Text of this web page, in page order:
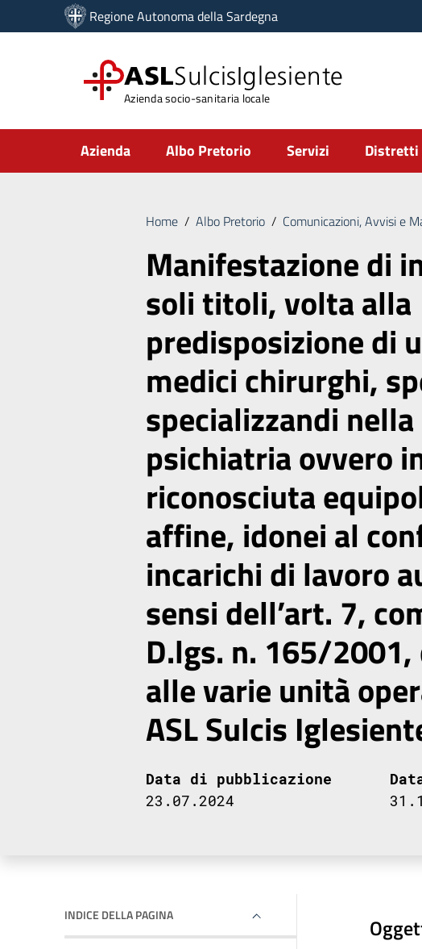
Vai ai contenuti
Vai al menu di navigazione
Regione Autonoma della Sardegna
ASLSulcisIglesiente
Azienda socio-sanitaria locale
Submenu
Azienda Albo Pretorio Servizi Distretti
Home / Albo Pretorio / Comunicazioni, Avvisi e
Manifestazione di
soli titoli, volta alla
predisposizione di
medici chirurghi,
specializzandi
psichiatria ovvero
riconosciuta
affine, idonei al
incarichi di lavoro
sensi dell’art. 7,
D.lgs. n. 165/
alle varie unità
ASL Sulcis
Data di pubblicazione
23.07.2024
INDICE DELLA PAGINA